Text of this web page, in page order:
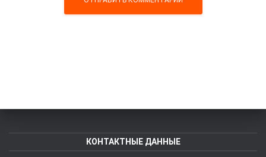
КОНТАКТНЫЕ ДАННЫЕ